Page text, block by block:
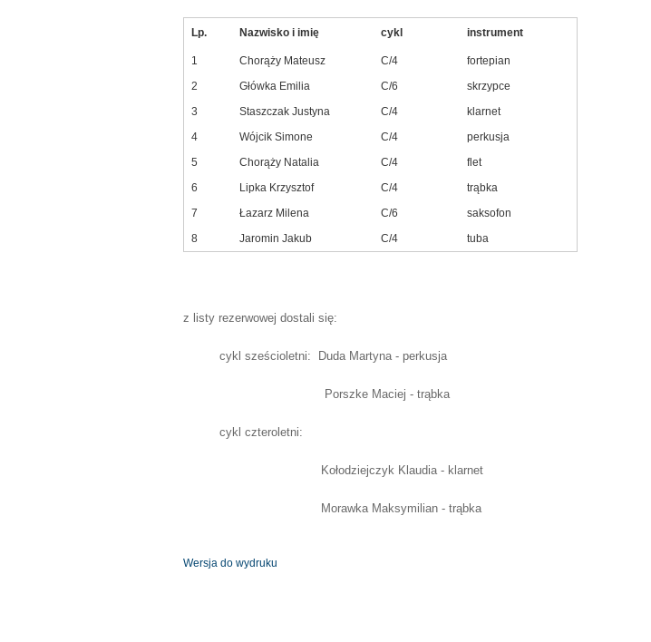
Lp. Nazwisko i imię cykl instrument
1 Chorąży Mateusz C/4
fortepian
2
Główka Emilia C/6
skrzypce
3
Staszczak Justyna C/4
klarnet
4
Wójcik Simone C/4
perkusja
5
Chorąży Natalia C/4
flet
6
Lipka Krzysztof C/4
trąbka
7
Łazarz Milena C/6
saksofon
8
Jaromin Jakub C/4 tuba
z listy rezerwowej dostali się:
cykl sześcioletni: Duda Martyna - perkusja
Porszke Maciej - trąbka
cykl czteroletni:
Kołodziejczyk Klaudia - klarnet
Morawka Maksymilian - trąbka
Wersja do wydruku